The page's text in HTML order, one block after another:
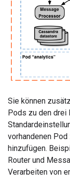
Sie können
Pods zu den drei
vorhandenen
hinzufügen.
Router und
Verarbeiten von